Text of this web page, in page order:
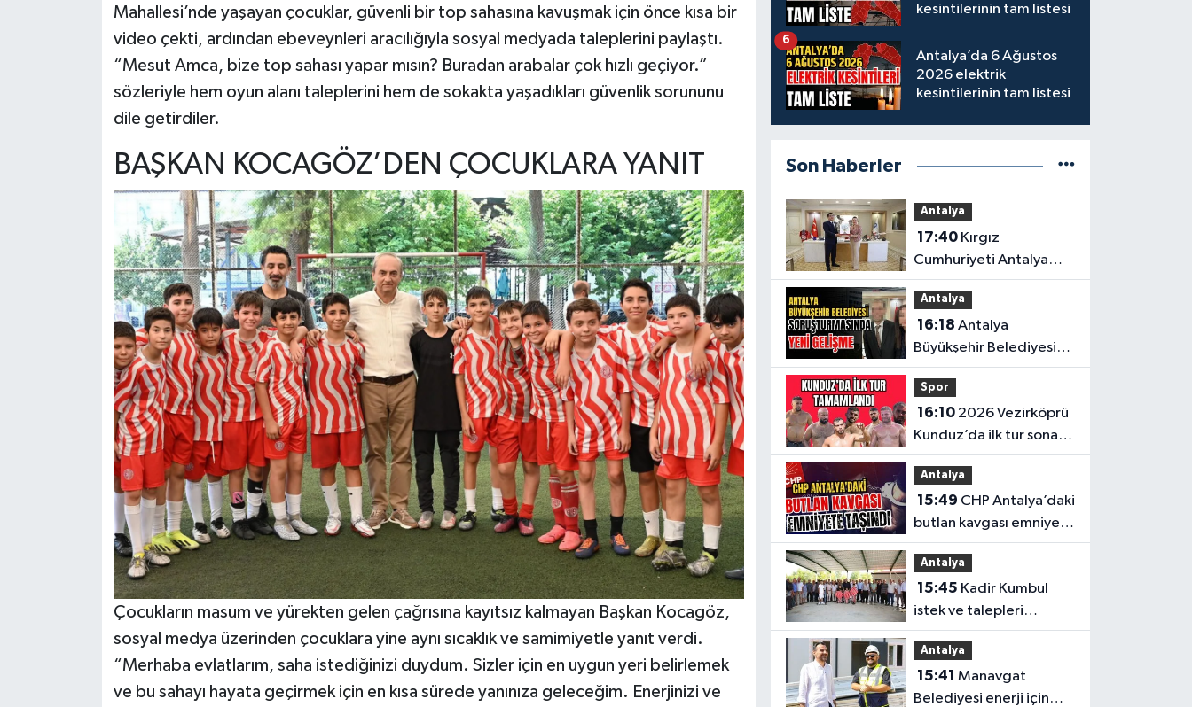
Mahallesi’nde yaşayan çocuklar, güvenli bir top sahasına kavuşmak için önce kısa bir
video çekti, ardından ebeveynleri aracılığıyla sosyal medyada taleplerini paylaştı.
“Mesut Amca, bize top sahası yapar mısın? Buradan arabalar çok hızlı geçiyor.”
sözleriyle hem oyun alanı taleplerini hem de sokakta yaşadıkları güvenlik sorununu
dile getirdiler.
BAŞKAN KOCAGÖZ’DEN ÇOCUKLARA YANIT
Çocukların masum ve yürekten gelen çağrısına kayıtsız kalmayan Başkan Kocagöz,
sosyal medya üzerinden çocuklara yine aynı sıcaklık ve samimiyetle yanıt verdi.
“Merhaba evlatlarım, saha istediğinizi duydum. Sizler için en uygun yeri belirlemek
ve bu sahayı hayata geçirmek için en kısa sürede yanınıza geleceğim. Enerjinizi ve
kesintilerinin tam listesi
Antalya’da 6 Ağustos
2026 elektrik
kesintilerinin tam listesi
6
Son Haberler
Antalya
17:40Kırgız
Cumhuriyeti Antalya
Başkonsolosu’ndan
anlamlı ziyaret
Antalya
16:18
Büyükşehir Belediyesi
soruşturmasında yeni
gelişme
Spor
16:102026 Vezirköprü
Kunduz’da ilk tur sona
erdi. İşte son 64’e kalan
başpehlivanlar
Antalya
15:49
butlan kavgası emniyete
taşındı
Antalya
15:45
istek ve talepleri
yerinde dinledi
Antalya
15:41
Belediyesi enerji için